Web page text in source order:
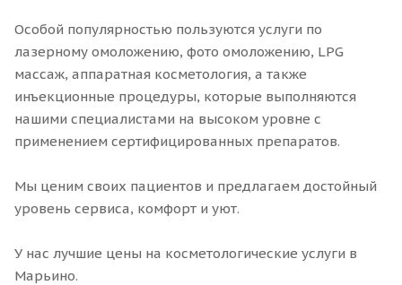
Особой популярностью пользуются услуги по
лазерному омоложению, фото омоложению, LPG
массаж, аппаратная косметология, а также
инъекционные процедуры, которые выполняются
нашими специалистами на высоком уровне с
применением сертифицированных препаратов.
Мы ценим своих пациентов и предлагаем достойный
уровень сервиса, комфорт и уют.
У нас лучшие цены на косметологические услуги в
Марьино.